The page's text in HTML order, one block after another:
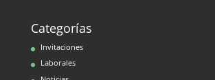
Categorías
Invitaciones
Laborales